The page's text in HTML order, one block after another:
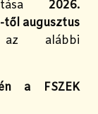
2026.
től augusztus
alábbi
a FSZEK